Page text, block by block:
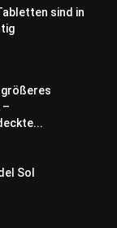
sind in
–
Sol